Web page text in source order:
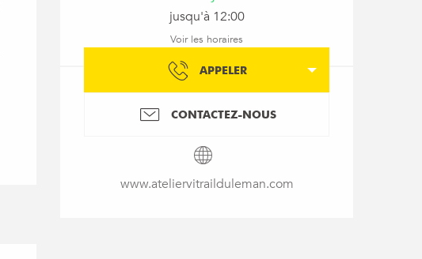
jusqu'à 12:00
Voir les horaires
APPELER
CONTACTEZ-NOUS
www.ateliervitrailduleman.com